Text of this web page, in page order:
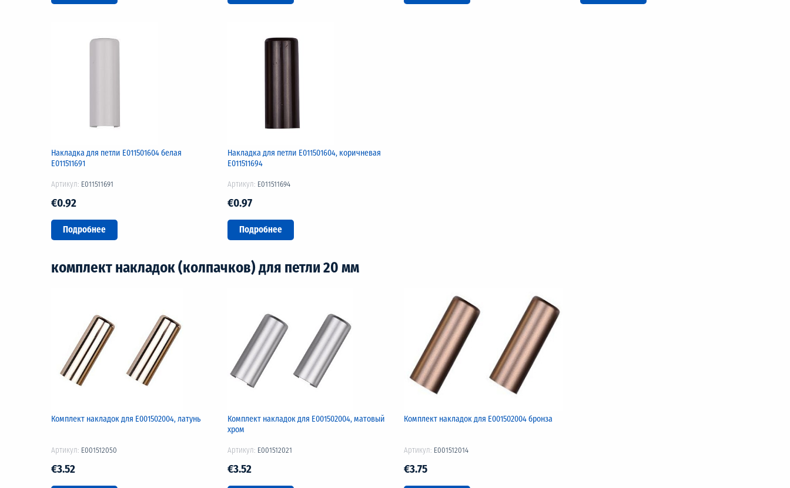
Накладка для петли Е011501604 белая
Е011511691
Артикул: E011511691
€0.92
Подробнее
Накладка для петли Е011501604, коричневая
Е011511694
Артикул: E011511694
€0.97
Подробнее
комплект накладок (колпачков) для петли 20 мм
Комплект накладок для Е001502004, латунь
Артикул: E001512050
€3.52
Комплект накладок для Е001502004, матовый
хром
Артикул: E001512021
€3.52
Комплект накладок для Е001502004 бронза
Артикул: E001512014
€3.75